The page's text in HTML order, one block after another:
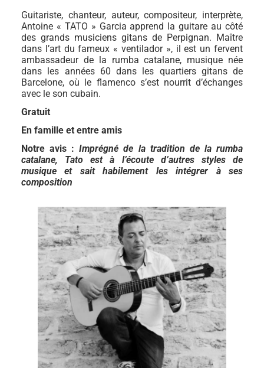
Guitariste, chanteur, auteur, compositeur, interprète,
Antoine « TATO » Garcia apprend la guitare au côté
des grands musiciens gitans de Perpignan. Maître
dans l’art du fameux « ventilador », il est un fervent
ambassadeur de la rumba catalane, musique née
dans les années 60 dans les quartiers gitans de
Barcelone, où le flamenco s’est nourrit d’échanges
avec le son cubain.
Gratuit
En famille et entre amis
Notre avis :Imprégné de la tradition de la rumba
catalane, Tato est à l’écoute d’autres styles de
musique et sait habilement les intégrer à ses
composition